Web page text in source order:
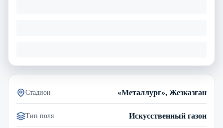
Стадион «Металлург», Жезказган
Тип поля Искусственный газон